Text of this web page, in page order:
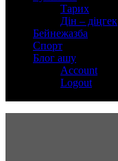
Тарих
Дін – діңгек
Бейнежазба
Спорт
Блог ашу
Account
Logout